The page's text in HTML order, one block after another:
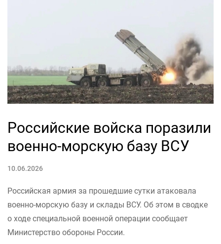
Российские войска поразили
военно-морскую базу ВСУ
10.06.2026
Российская армия за прошедшие сутки атаковала
военно-морскую базу и склады ВСУ. Об этом в сводке
о ходе специальной военной операции сообщает
Министерство обороны России.